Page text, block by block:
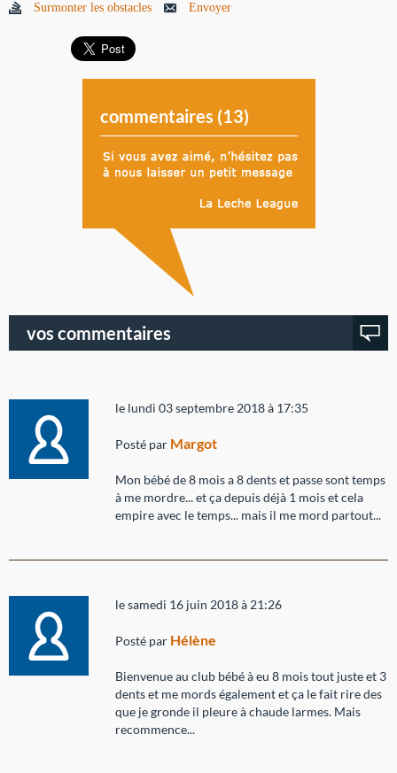
Surmonter les obstacles Envoyer
commentaires (13)
vos commentaires
le lundi 03 septembre 2018 à 17:35
Posté par Margot
Mon bébé de 8 mois a 8 dents et passe sont temps
à me mordre... et ça depuis déjà 1 mois et cela
empire avec le temps... mais il me mord partout...
le samedi 16 juin 2018 à 21:26
Posté par Hélène
Bienvenue au club bébé à eu 8 mois tout juste et 3
dents et me mords également et ça le fait rire des
que je gronde il pleure à chaude larmes. Mais
recommence...